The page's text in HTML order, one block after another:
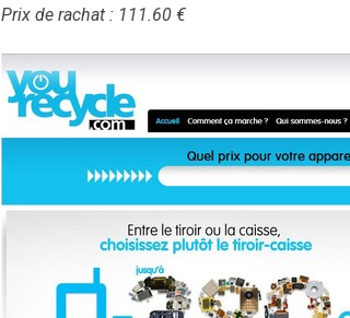
Prix de rachat : 111.60 €